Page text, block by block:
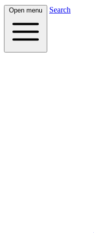
Open menu Search